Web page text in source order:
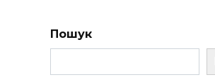
Пошук